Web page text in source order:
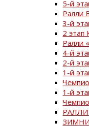
5-й
Ралли
3-й
2 этап
Ралли
4-й
2-й
1-й
1-й
РАЛЛИ